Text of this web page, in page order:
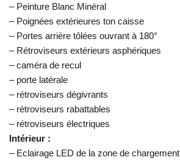
– Peinture Blanc Minéral
– Poignées extérieures ton caisse
– Portes arrière tôlées ouvrant à 180°
– Rétroviseurs extérieurs asphériques
– caméra de recul
– porte latérale
– rétroviseurs dégivrants
– rétroviseurs rabattables
– rétroviseurs électriques
Intérieur :
– Eclairage LED de la zone de chargement